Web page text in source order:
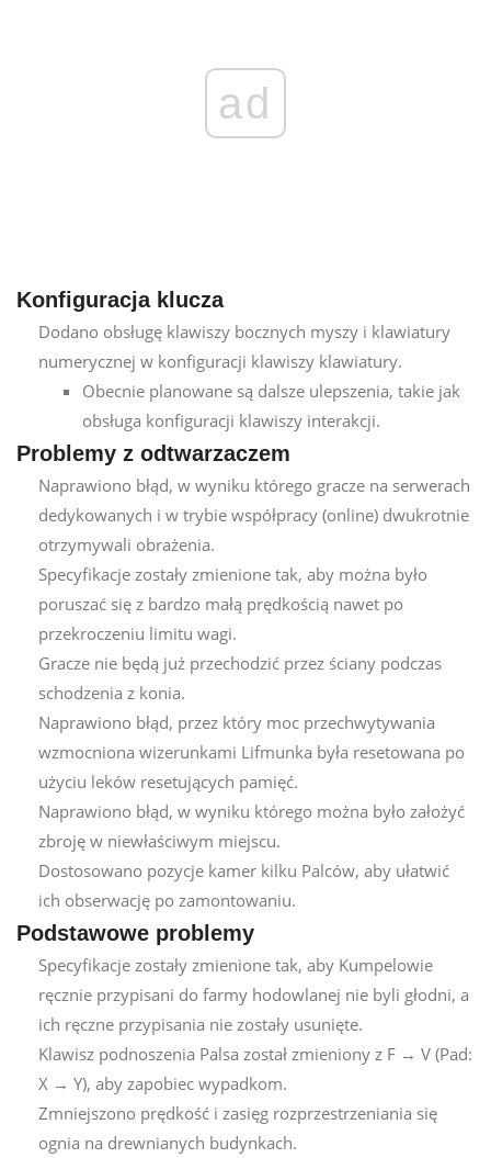
ad
Konfiguracja klucza
Dodano obsługę klawiszy bocznych myszy i klawiatury
numerycznej w konfiguracji klawiszy klawiatury.
Obecnie planowane są dalsze ulepszenia, takie jak
obsługa konfiguracji klawiszy interakcji.
Problemy z odtwarzaczem
Naprawiono błąd, w wyniku którego gracze na serwerach
dedykowanych i w trybie współpracy (online) dwukrotnie
otrzymywali obrażenia.
Specyfikacje zostały zmienione tak, aby można było
poruszać się z bardzo małą prędkością nawet po
przekroczeniu limitu wagi.
Gracze nie będą już przechodzić przez ściany podczas
schodzenia z konia.
Naprawiono błąd, przez który moc przechwytywania
wzmocniona wizerunkami Lifmunka była resetowana po
użyciu leków resetujących pamięć.
Naprawiono błąd, w wyniku którego można było założyć
zbroję w niewłaściwym miejscu.
Dostosowano pozycje kamer kilku Palców, aby ułatwić
ich obserwację po zamontowaniu.
Podstawowe problemy
Specyfikacje zostały zmienione tak, aby Kumpelowie
ręcznie przypisani do farmy hodowlanej nie byli głodni, a
ich ręczne przypisania nie zostały usunięte.
Klawisz podnoszenia Palsa został zmieniony z F → V (Pad:
X → Y), aby zapobiec wypadkom.
Zmniejszono prędkość i zasięg rozprzestrzeniania się
ognia na drewnianych budynkach.